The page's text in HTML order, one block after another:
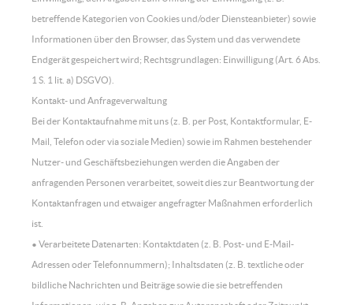
betreffende Kategorien von Cookies und/oder Diensteanbieter) sowie
Informationen über den Browser, das System und das verwendete
Endgerät gespeichert wird; Rechtsgrundlagen: Einwilligung (Art. 6 Abs.
1 S. 1 lit. a) DSGVO).
Kontakt- und Anfrageverwaltung
Bei der Kontaktaufnahme mit uns (z. B. per Post, Kontaktformular, E-
Mail, Telefon oder via soziale Medien) sowie im Rahmen bestehender
Nutzer- und Geschäftsbeziehungen werden die Angaben der
anfragenden Personen verarbeitet, soweit dies zur Beantwortung der
Kontaktanfragen und etwaiger angefragter Maßnahmen erforderlich
ist.
• Verarbeitete Datenarten: Kontaktdaten (z. B. Post- und E-Mail-
Adressen oder Telefonnummern); Inhaltsdaten (z. B. textliche oder
bildliche Nachrichten und Beiträge sowie die sie betreffenden